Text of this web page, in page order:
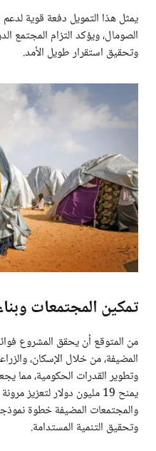
يمثل هذا التمويل دفعة قوية
الصومال، ويؤكد التزام المجتمع
وتحقيق استقرار طويل الأمد.
تمكين المجتمعات
من المتوقع أن يحقق المشروع
المضيفة، من خلال الإسكان،
وتطوير القدرات الحكومية، مما
يمنح 19 مليون دولار لتعزيز
والمجتمعات المضيفة خطوة
وتحقيق التنمية المستدامة.